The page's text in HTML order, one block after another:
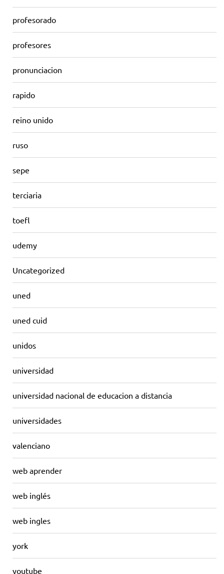
profesorado
profesores
pronunciacion
rapido
reino unido
ruso
sepe
terciaria
toefl
udemy
Uncategorized
uned
uned cuid
unidos
universidad
universidad nacional de educacion a distancia
universidades
valenciano
web aprender
web inglés
web ingles
york
youtube